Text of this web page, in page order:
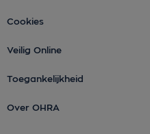
Cookies
Veilig Online
Toegankelijkheid
Over OHRA